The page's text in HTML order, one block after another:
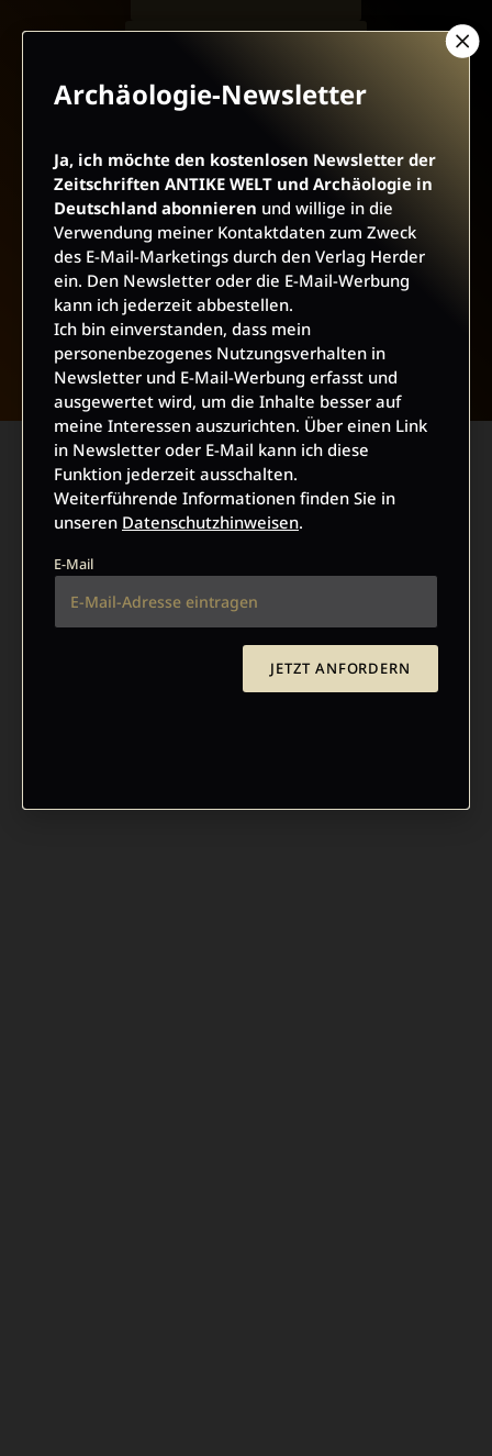
NACH OBEN
Archäologie-Newsletter
Ja, ich möchte den kostenlosen Newsletter der
Zeitschriften ANTIKE WELT und Archäologie in
Deutschland abonnieren und willige in die
Verwendung meiner Kontaktdaten zum Zweck
des E-Mail-Marketings durch den Verlag Herder
ein. Den Newsletter oder die E-Mail-Werbung
kann ich jederzeit abbestellen.
Ich bin einverstanden, dass mein
personenbezogenes Nutzungsverhalten in
Newsletter und E-Mail-Werbung erfasst und
ausgewertet wird, um die Inhalte besser auf
meine Interessen auszurichten. Über einen Link
in Newsletter oder E-Mail kann ich diese
Funktion jederzeit ausschalten.
Weiterführende Informationen finden Sie in
unseren Datenschutzhinweisen.
E-Mail
JETZT ANFORDERN